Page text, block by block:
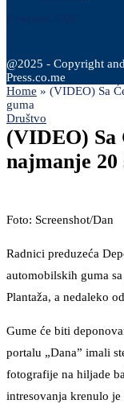
@2025 - Copyright
Press.co.me
Home » (VIDEO) Sa
guma
Društvo
(VIDEO) Sa
najmanje 20
Foto: Screenshot/Dan
Radnici preduzeća
automobilskih guma
Plantaža, a nedaleko
Gume će biti
portalu „Dana” imali
fotografije na hiljade
intresovanja krenulo je